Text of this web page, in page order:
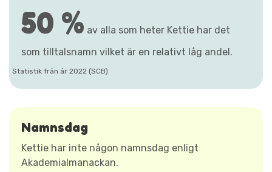
50 % av alla som heter Kettie har det
som tilltalsnamn vilket är en relativt låg andel.
Statistik från år 2022 (SCB)
Namnsdag
Kettie har inte någon namnsdag enligt
Akademialmanackan.